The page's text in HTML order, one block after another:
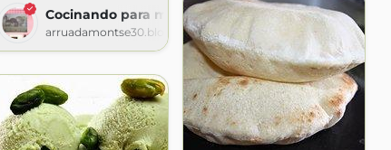
Cocinando para mis peques 2
arruadamontse30.blogspot.com